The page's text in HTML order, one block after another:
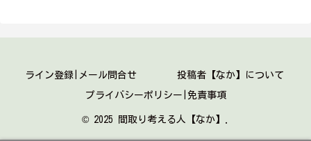
ライン登録|メール問合せ 投稿者【なか】について
プライバシーポリシー|免責事項
© 2025 間取り考える人【なか】.